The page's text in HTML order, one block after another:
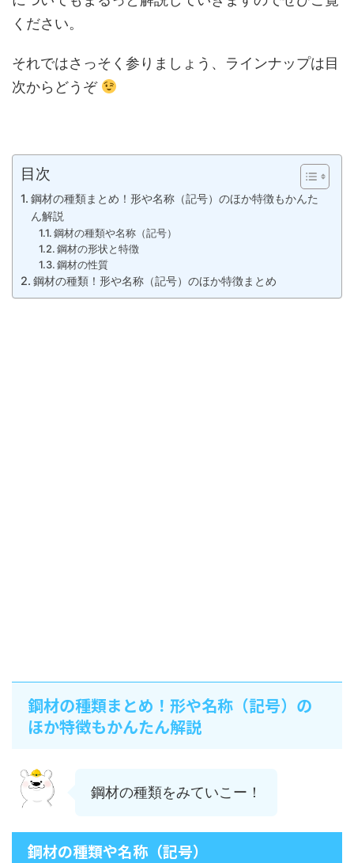
ください。
それではさっそく参りましょう、ラインナップは目
次からどうぞ
目次
鋼材の種類まとめ！形や名称（記号）のほか特徴もかんた
ん解説
鋼材の種類や名称（記号）
鋼材の形状と特徴
鋼材の性質
鋼材の種類！形や名称（記号）のほか特徴まとめ
鋼材の種類まとめ！形や名称（記号）の
ほか特徴もかんたん解説
鋼材の種類をみていこー！
鋼材の種類や名称（記号）